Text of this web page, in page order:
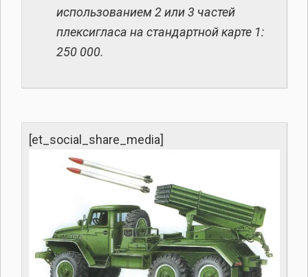
использованием 2 или 3 частей
плексигласа на стандартной карте 1:
250 000.
[et_social_share_media]